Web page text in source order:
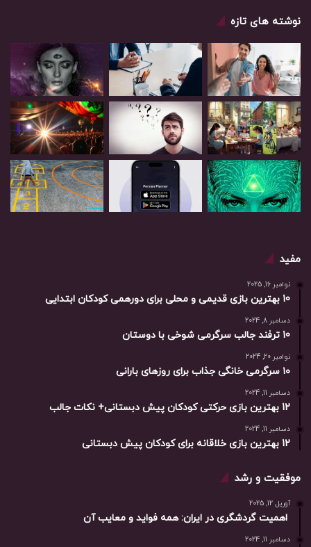
نوشته های تازه
مفید
نوامبر 16, 2025
10 بهترین بازی‌ قدیمی و محلی برای دورهمی کودکان ابتدایی
دسامبر 8, 2024
10 ترفند جالب سرگرمی شوخی با دوستان
نوامبر 20, 2024
۱۰ سرگرمی خانگی جذاب برای روزهای بارانی
دسامبر 11, 2024
12 بهترین بازی حرکتی کودکان پیش دبستانی+ نکات جالب
دسامبر 11, 2024
12 بهترین بازی خلاقانه برای کودکان پیش دبستانی
موفقیت و رشد
آوریل 12, 2025
اهمیت گردشگری در ایران: همه فواید و معایب آن
دسامبر 11, 2024